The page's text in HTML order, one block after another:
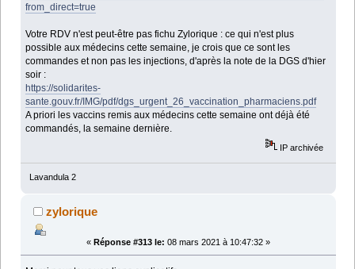
from_direct=true
Votre RDV n'est peut-être pas fichu Zylorique : ce qui n'est plus
possible aux médecins cette semaine, je crois que ce sont les
commandes et non pas les injections, d'après la note de la DGS d'hier
soir :
https://solidarites-
sante.gouv.fr/IMG/pdf/dgs_urgent_26_vaccination_pharmaciens.pdf
A priori les vaccins remis aux médecins cette semaine ont déjà été
commandés, la semaine dernière.
IP archivée
Lavandula 2
zylorique
« Réponse #313 le: 08 mars 2021 à 10:47:32 »